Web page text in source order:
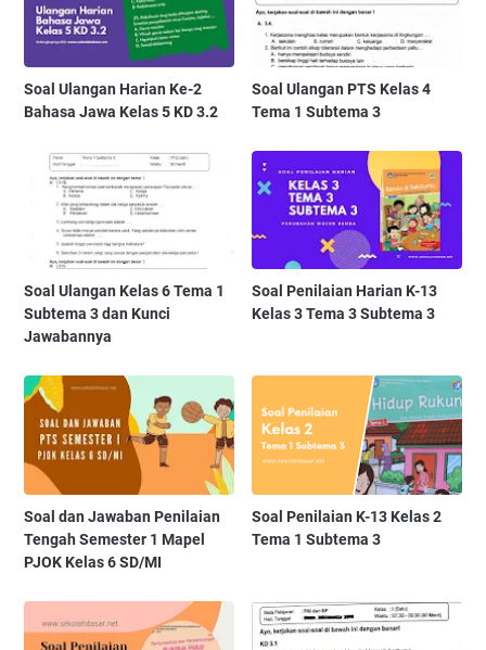
Soal Ulangan Harian Ke-2
Bahasa Jawa Kelas 5 KD 3.2
Soal Ulangan PTS Kelas 4
Tema 1 Subtema 3
Soal Ulangan Kelas 6 Tema 1
Subtema 3 dan Kunci
Jawabannya
Soal Penilaian Harian K-13
Kelas 3 Tema 3 Subtema 3
Soal dan Jawaban Penilaian
Tengah Semester 1 Mapel
PJOK Kelas 6 SD/MI
Soal Penilaian K-13 Kelas 2
Tema 1 Subtema 3